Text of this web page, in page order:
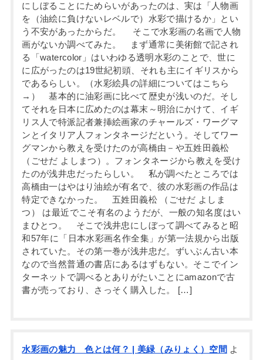
にしぼることにためらいがあったのは、実は「人物画
を（油絵に負けないレベルで）水彩で描けるか」とい
う不安があったからだ。 そこで水彩画の名画で人物
画がないか調べてみた。 まず通常に美術館で記され
る「watercolor」はいわゆる透明水彩のことで、世に
に広がったのは19世紀初頭、それも主にイギリスから
であるらしい。（水彩絵具の詳細についてはこちら
→） 基本的に油彩画に比べて歴史が浅いのだ。そし
てそれを日本に広めたのは幕末～明治にかけて、イギ
リス人で特派記者兼挿絵画家のチャールズ・ワーグマ
ンとイタリア人フォンタネージだという。そしてワー
グマンから教えを受けたのが高橋由－や五姓田義松
（ごせだ よしまつ）。フォンタネージから教えを受け
たのが浅井忠だったらしい。 私が調べたところでは
高橋由一はやはり油絵が有名で、彼の水彩画の作品は
特定できなかった。 五姓田義松 （ごせだ よしま
つ） は最近でこそ有名のようだが、一般の知名度はい
まひとつ。 そこで浅井忠にしぼって調べてみると昭
和57年に「日本水彩画名作全集」が第一法規から出版
されていた。その第一巻が浅井忠だ。ずいぶん古い本
なので当然普通の書店にあるはずもない。そこでイン
ターネットで調べるとありがたいことにamazonで古
書が売っており、さっそく購入した。 […]
水彩画の魅力 色とは何？ | 美緑（みりょく）空間 よ